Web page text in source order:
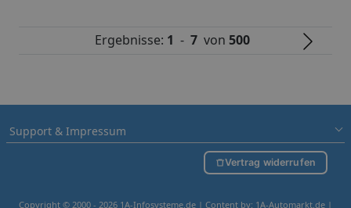
Ergebnisse: 1 - 7von 500
Support & Impressum
Vertrag widerrufen
Copyright © 2000 - 2026 1A-Infosysteme.de | Content by: 1A-Automarkt.de |